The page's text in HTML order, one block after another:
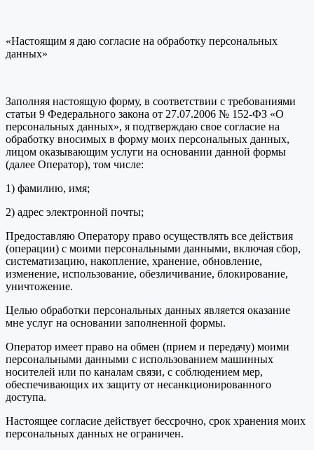
«Настоящим я даю согласие на обработку персональных
данных»
Заполняя настоящую форму, в соответствии с требованиями
статьи 9 Федерального закона от 27.07.2006 № 152-ФЗ «О
персональных данных», я подтверждаю свое согласие на
обработку вносимых в форму моих персональных данных,
лицом оказывающим услуги на основании данной формы
(далее Оператор), том числе:
1) фамилию, имя;
2) адрес электронной почты;
Предоставляю Оператору право осуществлять все действия
(операции) с моими персональными данными, включая сбор,
систематизацию, накопление, хранение, обновление,
изменение, использование, обезличивание, блокирование,
уничтожение.
Целью обработки персональных данных является оказание
мне услуг на основании заполненной формы.
Оператор имеет право на обмен (прием и передачу) моими
персональными данными с использованием машинных
носителей или по каналам связи, с соблюдением мер,
обеспечивающих их защиту от несанкционированного
доступа.
Настоящее согласие действует бессрочно, срок хранения моих
персональных данных не ограничен.